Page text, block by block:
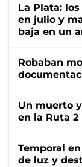
La Plata:
en julio y
baja en un
Robaban
Un muerto
en la Ruta 2
Temporal
de luz y